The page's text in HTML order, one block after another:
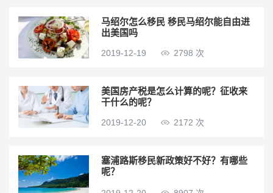
马绍尔怎么移民 移民马绍尔能自由进
出美国吗
2019-12-19 2798 次
美国房产税是怎么计算的呢？征收来
干什么的呢？
2019-12-20 2172 次
塞浦路斯移民新政策好不好？有哪些
呢？